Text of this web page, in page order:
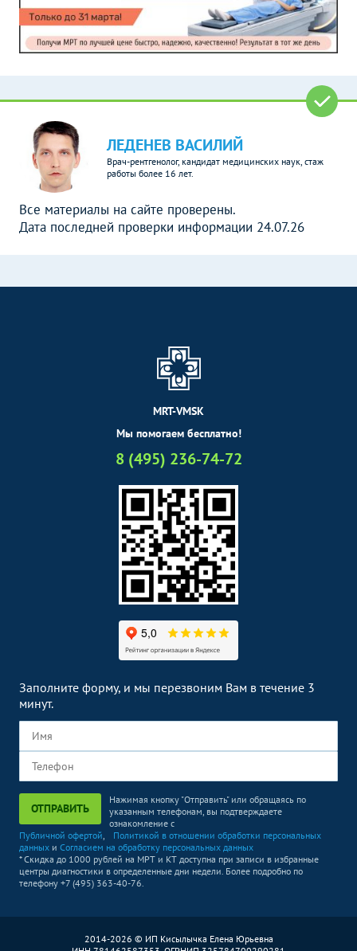
ЛЕДЕНЕВ ВАСИЛИЙ
Врач-рентгенолог, кандидат медицинских наук, стаж
работы более 16 лет.
Все материалы на сайте проверены.
Дата последней проверки информации 24.07.26
MRT-VMSK
Мы помогаем бесплатно!
8 (495) 236-74-72
Заполните форму, и мы перезвоним Вам в течение 3
минут.
ОТПРАВИТЬ
Нажимая кнопку "Отправить" или обращаясь по
указанным телефонам, вы подтверждаете
ознакомление с
Публичной офертой,
Политикой в отношении обработки персональных
данных и Согласием на обработку персональных данных
* Скидка до 1000 рублей на МРТ и КТ доступна при записи в избранные
центры диагностики в определенные дни недели. Более подробно по
телефону +7 (495) 363-40-76.
2014-2026 © ИП Кисылычка Елена Юрьевна